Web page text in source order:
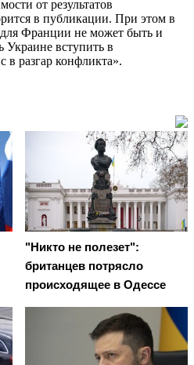
от результатов
в публикации. При этом в
Франции не может быть и
Украине вступить в
в разгар конфликта».
"Никто не полезет":
британцев потрясло
происходящее в Одессе